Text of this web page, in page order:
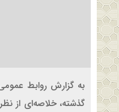
به گزارش روابط
گذشته، خلاصه‌ای از